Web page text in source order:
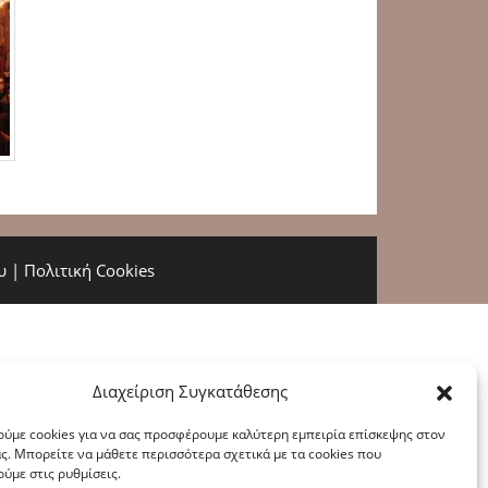
Διαχείριση Συγκατάθεσης
cookies για να σας προσφέρουμε καλύτερη εμπειρία επίσκεψης στον
Μπορείτε να μάθετε περισσότερα σχετικά με τα cookies που
στις ρυθμίσεις.
| Πολιτική Cookies